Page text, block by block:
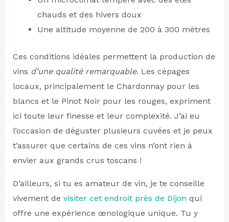
chauds et des hivers doux
Une altitude moyenne de 200 à 300 mètres
Ces conditions idéales permettent la production de
vins d’une qualité remarquable. Les cépages
locaux, principalement le Chardonnay pour les
blancs et le Pinot Noir pour les rouges, expriment
ici toute leur finesse et leur complexité. J’ai eu
l’occasion de déguster plusieurs cuvées et je peux
t’assurer que certains de ces vins n’ont rien à
envier aux grands crus toscans !
D’ailleurs, si tu es amateur de vin, je te conseille
vivement de visiter cet endroit près de Dijon qui
offre une expérience œnologique unique. Tu y